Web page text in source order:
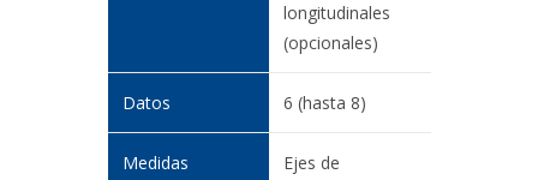
longitudinales
(opcionales)
6 (hasta 8)
Ejes de